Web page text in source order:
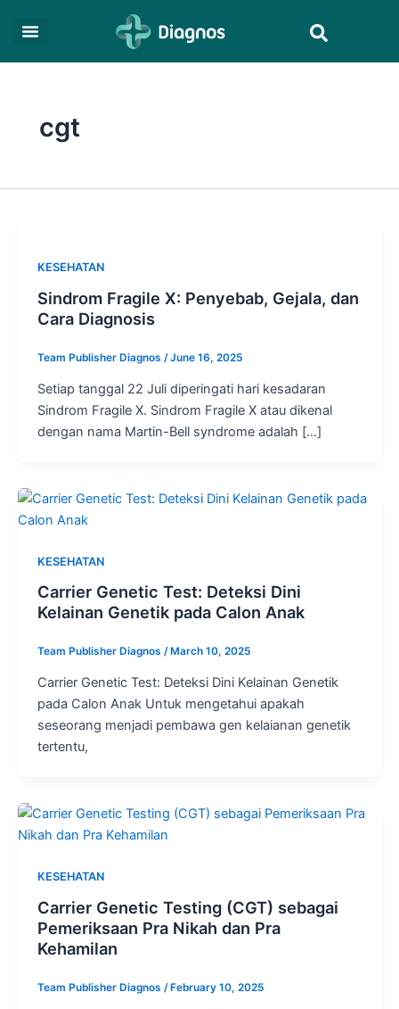
cgt
KESEHATAN
Sindrom Fragile X: Penyebab, Gejala, dan
Cara Diagnosis
Team Publisher Diagnos /June 16, 2025
Setiap tanggal 22 Juli diperingati hari kesadaran
Sindrom Fragile X. Sindrom Fragile X atau dikenal
dengan nama Martin-Bell syndrome adalah […]
KESEHATAN
Carrier Genetic Test: Deteksi Dini
Kelainan Genetik pada Calon Anak
Team Publisher Diagnos / March 10, 2025
Carrier Genetic Test: Deteksi Dini Kelainan Genetik
pada Calon Anak Untuk mengetahui apakah
seseorang menjadi pembawa gen kelaianan genetik
tertentu,
KESEHATAN
Carrier Genetic Testing (CGT) sebagai
Pemeriksaan Pra Nikah dan Pra
Kehamilan
Team Publisher Diagnos /February 10, 2025